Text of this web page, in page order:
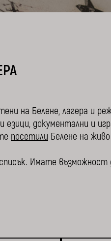
на Белене, лагера и
езици, документални и
посетили Белене на
Имате